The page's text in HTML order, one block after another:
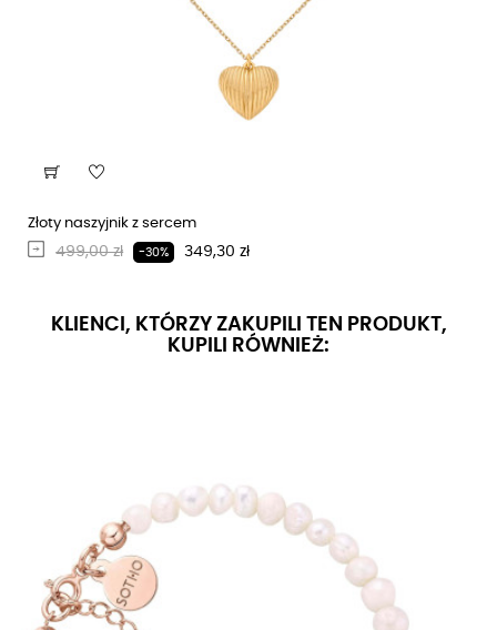
Złoty naszyjnik z sercem
Regularna cena
499,00 zł -30% Cena
349,30 zł
KLIENCI, KTÓRZY ZAKUPILI TEN PRODUKT,
KUPILI RÓWNIEŻ: